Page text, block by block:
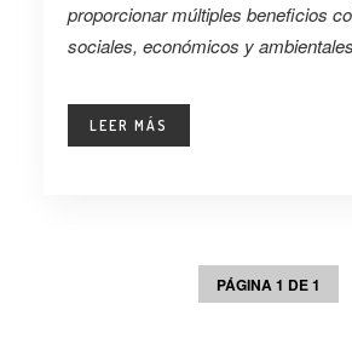
proporcionar múltiples beneficios
sociales, económicos y
LEER MÁS
PÁGINA 1 DE 1